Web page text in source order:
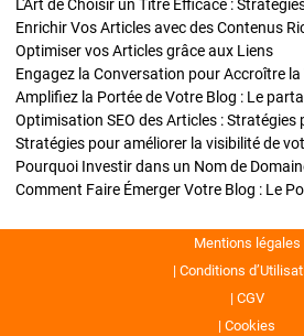
L'Art de Choisir un Titre Efficace :
Optimiser vos Articles grâce aux Liens
Engagez la Conversation pour Accroître
Amplifiez la Portée de Votre Blog : Le
Mentions légales
Conditions
CGV
Cookies